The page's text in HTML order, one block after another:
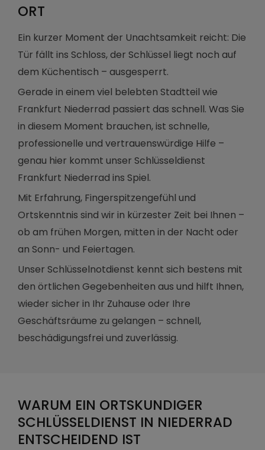
ORT
Ein kurzer Moment der Unachtsamkeit reicht: Die
Tür fällt ins Schloss, der Schlüssel liegt noch auf
dem Küchentisch – ausgesperrt.
Gerade in einem viel belebten Stadtteil wie
Frankfurt Niederrad passiert das schnell. Was Sie
in diesem Moment brauchen, ist schnelle,
professionelle und vertrauenswürdige Hilfe –
genau hier kommt unser Schlüsseldienst
Frankfurt Niederrad ins Spiel.
Mit Erfahrung, Fingerspitzengefühl und
Ortskenntnis sind wir in kürzester Zeit bei Ihnen –
ob am frühen Morgen, mitten in der Nacht oder
an Sonn- und Feiertagen.
Unser Schlüsselnotdienst kennt sich bestens mit
den örtlichen Gegebenheiten aus und hilft Ihnen,
wieder sicher in Ihr Zuhause oder Ihre
Geschäftsräume zu gelangen – schnell,
beschädigungsfrei und zuverlässig.
WARUM EIN ORTSKUNDIGER
SCHLÜSSELDIENST IN NIEDERRAD
ENTSCHEIDEND IST